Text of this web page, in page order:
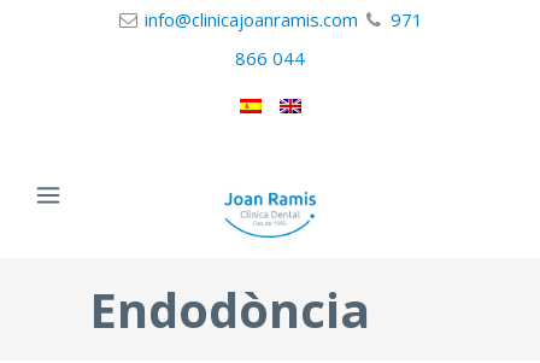
info@clinicajoanramis.com
971
866 044
Endodòncia